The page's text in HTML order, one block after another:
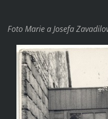
Foto Marie a Josefa